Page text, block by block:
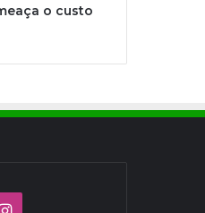
o custo
Instagram